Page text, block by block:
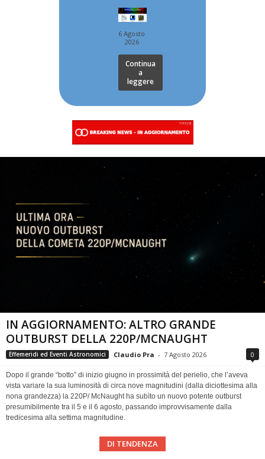
6 Agosto
2026
Continua
a
leggere
IN AGGIORNAMENTO: ALTRO GRANDE
OUTBURST DELLA 220P/MCNAUGHT
Effemeridi ed Eventi Astronomici Claudio Pra - 7 Agosto 2026 0
Dopo il grande “botto” di inizio giugno in prossimità del perielio, che l’aveva
vista variare la sua luminosità di circa nove magnitudini (dalla diciottesima alla
nona grandezza) la 220P/ McNaught ha subìto un nuovo potente outburst
presumibilmente tra il 5 e il 6 agosto, passando improvvisamente dalla
tredicesima alla settima magnitudine.
DI TENDENZA